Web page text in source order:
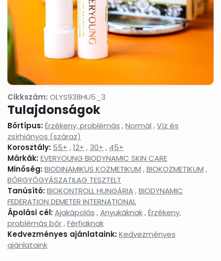
termékek
Masszázsolajok,
masszázsgélek
Nyak-
és
dekoltázs
ápolók
Peelingek,
Arctisztítás,
gél,
sminklemosó,
micellás
víz
Sampon
és
hajápolás,
hajbalzsam,
Szemkörnyékápolók,
szemránckrémek,
ápolók
Szérumok,
arcápoló
Tonikok,
splashek folyékony
szappanhabok,
fürdőkrémek
&
Cikkszám: OLYS938HU5_3
Tulajdonságok
Bőrtípus:Érzékeny, problémás ,Normál ,Víz és
zsírhiányos (száraz)
Korosztály: 55+ ,12+ ,30+ , 45+
Márkák:EVERYOUNG BIODYNAMIC SKIN CARE
Minőség:BIODINAMIKUS KOZMETIKUM ,BIOKOZMETIKUM ,
BŐRGYÓGYÁSZATILAG TESZTELT
Tanúsító:BIOKONTROLL HUNGÁRIA,BIODYNAMIC
FEDERATION DEMETER INTERNATIONAL
Ápolási cél:Ajakápolás ,Anyukáknak,Érzékeny,
problémás bőr,Férfiaknak
Kedvezményes ajánlataink:Kedvezményes
ajánlataink